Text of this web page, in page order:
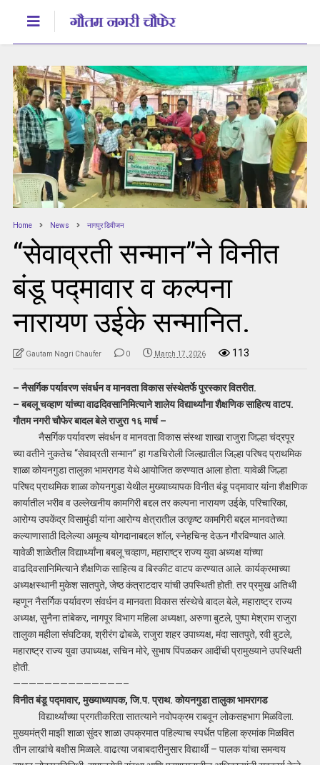
Home News नागपुर डिवीजन
“सेवाव्रती सन्मान”ने विनीत
बंडू पद्मावार व कल्पना
नारायण उईके सन्मानित.
Gautam Nagri Chaufer 0 March 17, 2026 113
– नैसर्गिक पर्यावरण संवर्धन व मानवता विकास संस्थेतर्फे पुरस्कार वितरीत.
– बबलू चव्हाण यांच्या वाढदिवसानिमित्याने शालेय विद्यार्थ्यांना शैक्षणिक साहित्य वाटप.
गौतम नगरी चौफेर बादल बेले राजुरा १६ मार्च –
नैसर्गिक पर्यावरण संवर्धन व मानवता विकास संस्था शाखा राजुरा जिल्हा चंद्रपूर
च्या वतीने नुकतेच “सेवाव्रती सन्मान” हा गडचिरोली जिल्ह्यातील जिल्हा परिषद प्राथमिक
शाळा कोयनगुडा तालुका भामरागड येथे आयोजित करण्यात आला होता. यावेळी जिल्हा
परिषद प्राथमिक शाळा कोयनगुडा येथील मुख्याध्यापक विनीत बंडू पद्मावार यांना शैक्षणिक
कार्यातील भरीव व उल्लेखनीय कामगिरी बद्दल तर कल्पना नारायण उईके, परिचारिका,
आरोग्य उपकेंद्र विसामुंडी यांना आरोग्य क्षेत्रातील उत्कृष्ट कामगिरी बद्दल मानवतेच्या
कल्याणासाठी दिलेल्या अमूल्य योगदानाबद्दल शॉल, स्नेहचिन्ह देऊन गौरविण्यात आले.
यावेळी शाळेतील विद्यार्थ्यांना बबलू चव्हाण, महाराष्ट्र राज्य युवा अध्यक्ष यांच्या
वाढदिवसानिमित्याने शैक्षणिक साहित्य व बिस्कीट वाटप करण्यात आले. कार्यक्रमाच्या
अध्यक्षस्थानी मुकेश सातपुते, जेष्ठ कंत्राटदार यांची उपस्थिती होती. तर प्रमुख अतिथी
म्हणून नैसर्गिक पर्यावरण संवर्धन व मानवता विकास संस्थेचे बादल बेले, महाराष्ट्र राज्य
अध्यक्ष, सुनैना तांबेकर, नागपूर विभाग महिला अध्यक्षा, अरुणा बुटले, पुष्पा मेश्राम राजुरा
तालुका महीला संघटिका, श्रीरंग ढोबळे, राजुरा शहर उपाध्यक्ष, मंदा सातपुते, रवी बुटले,
महाराष्ट्र राज्य युवा उपाध्यक्ष, सचिन मोरे, सुभाष पिंपळकर आदींची प्रामुख्याने उपस्थिती
होती.
——————————————–
विनीत बंडू पद्मावार, मुख्याध्यापक, जि.प. प्राथ. कोयनगुडा तालुका भामरागड
विद्यार्थ्यांच्या प्रगतीकरिता सातत्याने नवोपक्रम राबवून लोकसहभाग मिळविला.
मुख्यमंत्री माझी शाळा सुंदर शाळा उपक्रमात पहिल्याच स्पर्धेत पहिला क्रमांक मिळवित
तीन लाखांचे बक्षीस मिळाले. वाढत्या जबाबदारीनुसार विद्यार्थी – पालक यांचा समन्वय